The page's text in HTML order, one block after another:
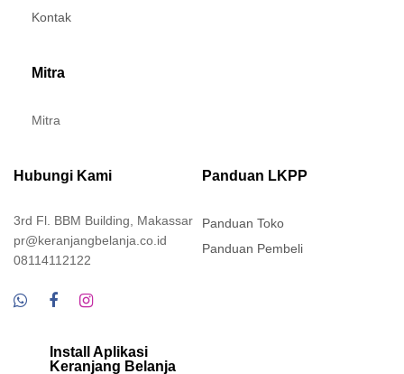
Kontak
Mitra
Mitra
Hubungi Kami
3rd Fl. BBM Building, Makassar
pr@keranjangbelanja.co.id
08114112122
Panduan LKPP
Panduan Toko
Panduan Pembeli
Install Aplikasi
Keranjang Belanja